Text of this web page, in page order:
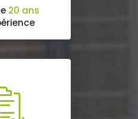
20 ans